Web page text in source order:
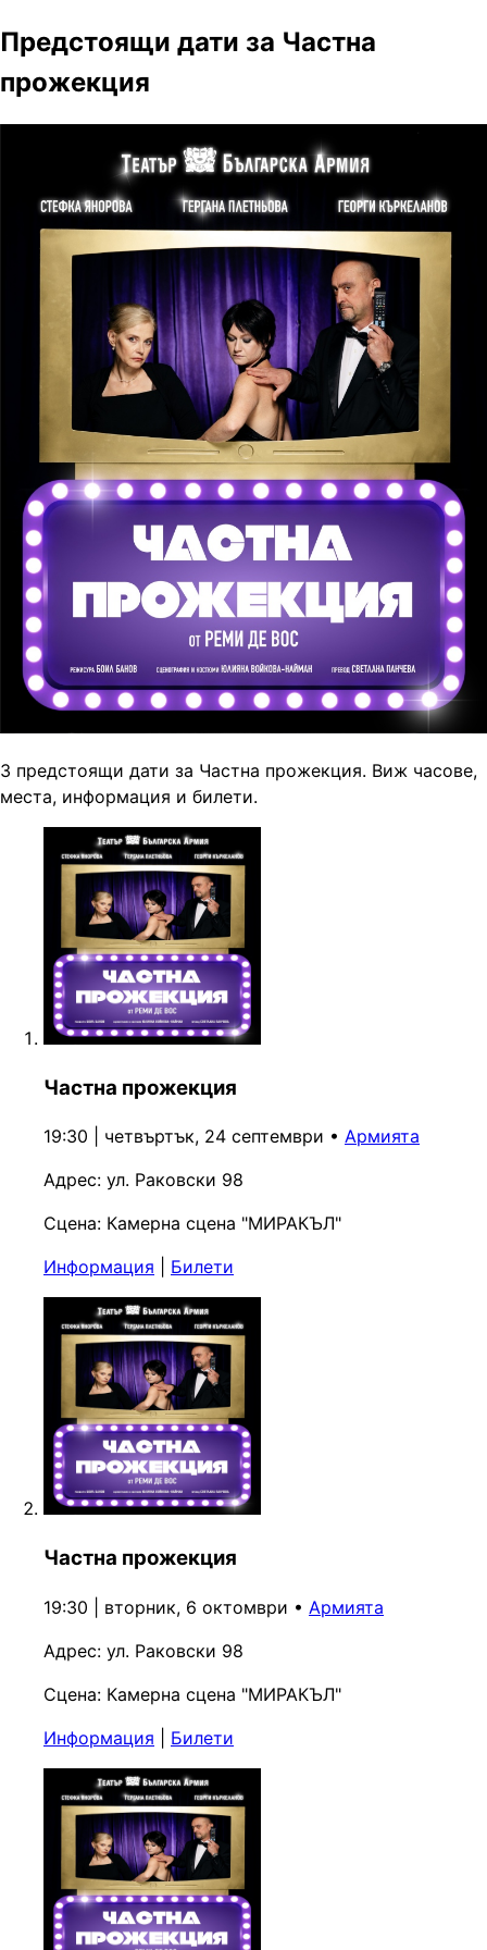
Предстоящи дати за Частна
прожекция
3 предстоящи дати за Частна прожекция. Виж часове,
места, информация и билети.
Частна прожекция
19:30 | четвъртък, 24 септември • Армията
Адрес: ул. Раковски 98
Сцена: Камерна сцена "МИРАКЪЛ"
Информация
Билети
Частна прожекция
19:30 | вторник, 6 октомври • Армията
Адрес: ул. Раковски 98
Сцена: Камерна сцена "МИРАКЪЛ"
Информация
Билети